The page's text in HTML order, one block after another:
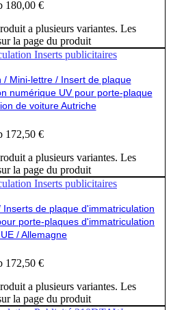
180,00 €
a plusieurs variantes. Les
la page du produit
/ Mini-lettre / Insert de plaque
numérique UV pour porte-plaque
de voiture Autriche
172,50 €
a plusieurs variantes. Les
la page du produit
de plaque d'immatriculation
porte-plaques d'immatriculation
/ Allemagne
172,50 €
a plusieurs variantes. Les
la page du produit